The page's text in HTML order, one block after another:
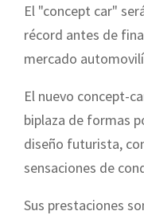
El "concept car"
récord antes de
mercado
El nuevo concept-
biplaza de formas
diseño futurista,
sensaciones de
Sus prestaciones